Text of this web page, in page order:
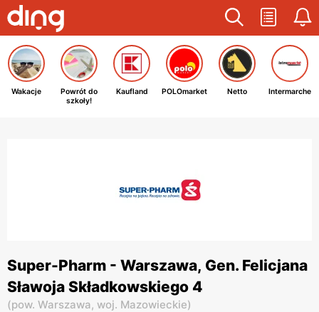
Wakacje
Powrót do
szkoły!
Kaufland POLOmarket Netto Intermarche
Super-Pharm - Warszawa, Gen. Felicjana
Sławoja Składkowskiego 4
(pow. Warszawa, woj. Mazowieckie)